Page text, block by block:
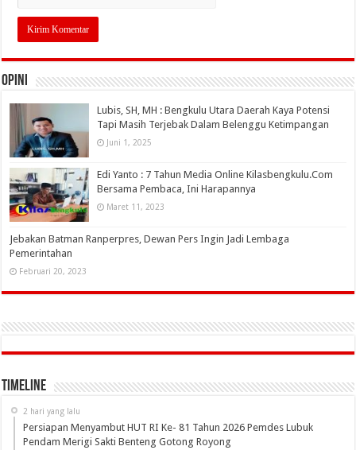
OPINI
Lubis, SH, MH : Bengkulu Utara Daerah Kaya Potensi
Tapi Masih Terjebak Dalam Belenggu Ketimpangan
Juni 1, 2025
Edi Yanto : 7 Tahun Media Online Kilasbengkulu.Com
Bersama Pembaca, Ini Harapannya
Maret 11, 2023
Jebakan Batman Ranperpres, Dewan Pers Ingin Jadi Lembaga
Pemerintahan
Februari 20, 2023
Timeline
2 hari yang lalu
Persiapan Menyambut HUT RI Ke- 81 Tahun 2026 Pemdes Lubuk
Pendam Merigi Sakti Benteng Gotong Royong